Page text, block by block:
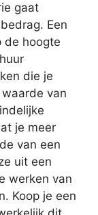
gaat
Een
de hoogte
die je
van
je meer
van een
uit een
werken van
Koop je een